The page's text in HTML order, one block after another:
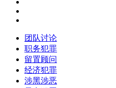
团队讨论
职务犯罪
留置顾问
经济犯罪
涉黑涉恶